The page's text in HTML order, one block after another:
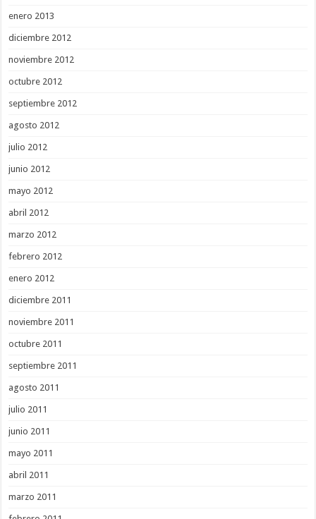
enero 2013
diciembre 2012
noviembre 2012
octubre 2012
septiembre 2012
agosto 2012
julio 2012
junio 2012
mayo 2012
abril 2012
marzo 2012
febrero 2012
enero 2012
diciembre 2011
noviembre 2011
octubre 2011
septiembre 2011
agosto 2011
julio 2011
junio 2011
mayo 2011
abril 2011
marzo 2011